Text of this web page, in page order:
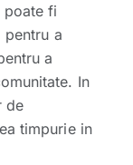
poate fi
a
a
In
de
timpurie in